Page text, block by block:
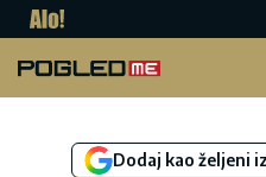
Dodaj kao željeni